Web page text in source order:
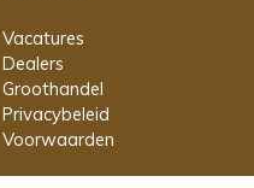
Vacatures
Dealers
Groothandel
Privacybeleid
Voorwaarden